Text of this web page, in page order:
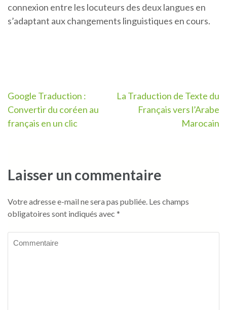
connexion entre les locuteurs des deux langues en
s’adaptant aux changements linguistiques en cours.
Navigation
de
Google Traduction :
Convertir du coréen au
français en un clic
La Traduction de Texte du
Français vers l’Arabe
Marocain
Laisser un commentaire
Votre adresse e-mail ne sera pas publiée. Les champs
obligatoires sont indiqués avec *